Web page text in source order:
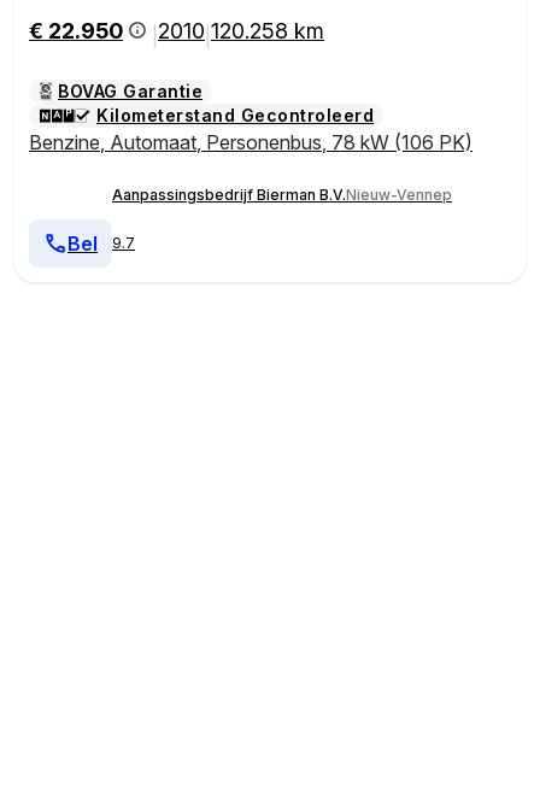
€ 22.950 2010 120.258 km
BOVAG Garantie
Kilometerstand Gecontroleerd
Benzine, Automaat, Personenbus, 78 kW (106 PK)
Aanpassingsbedrijf Bierman B.V.Nieuw-Vennep
9.7
Bel